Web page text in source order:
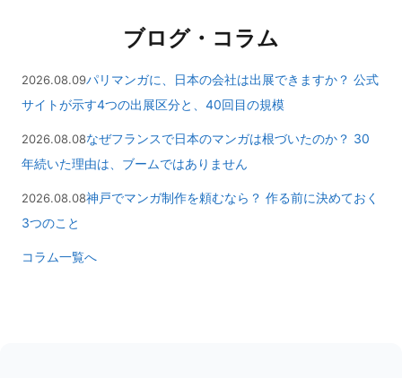
ブログ・コラム
2026.08.09パリマンガに、日本の会社は出展できますか？ 公式
サイトが示す4つの出展区分と、40回目の規模
2026.08.08なぜフランスで日本のマンガは根づいたのか？ 30
年続いた理由は、ブームではありません
2026.08.08神戸でマンガ制作を頼むなら？ 作る前に決めておく
3つのこと
コラム一覧へ